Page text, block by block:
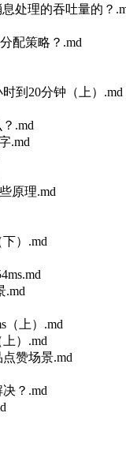
处理的吞吐量的？
配策略？.md
到20分钟（上）.md
.md
.md
原理.md
）.md
.md
（上）.md
）.md
赞场景.md
？.md